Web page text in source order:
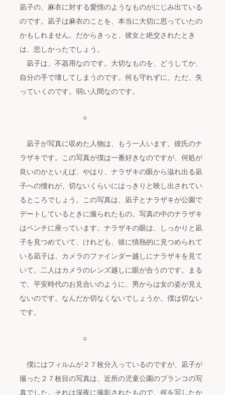
凪子の、麻衣に対する愛情のようなものがにじみ出ている
のです。凪子は麻衣のことを、本当に大切に思っていたの
かもしれません。だからきっと、彼女と絶交されたとき
は、悲しかったでしょう。
凪子は、不器用なのです。大切なものを、どうしてか、
自分の手で壊してしまうのです。何も守れずに、ただ、失
っていくのです。弱い人間なのです。
○
凪子が写真に収めた人物は、もう一人います。彼氏のナ
ラザキです。この写真が僕は一番好きなのですが、何処が
良いのかといえば、やはり、ナラザキの眼から溢れ出る凪
子への憧れが、切ないくらいにはっきりと映し出されてい
るところでしょう。この写真は、凪子とナラザキが公園で
デートしているときに撮られたもの。写真の中のナラザキ
はベンチに座っています。ナラザキの眼は、しっかりと凪
子を見つめていて、けれども、彼に情熱的に見つめられて
いる凪子は、カメラのファインダー越しにナラザキを見て
いて。二人はカメラのレンズ越しに眼が合うのです。まる
で、平安時代のお見合いのように、男からは女の姿が見え
ないのです。なんだか切なくないでしょうか。僕は切ない
です。
○
僕にはフィルムが２７枚分入っているのですが、凪子が
撮った２７枚目の写真は、近所の児童公園のブランコの写
真でした。それは深夜に撮影されたもので、何を写したか